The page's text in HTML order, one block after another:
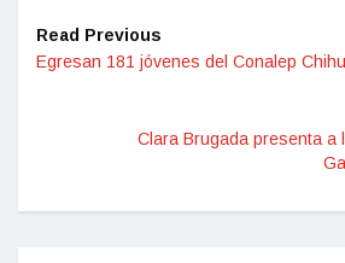
Read Previous
Egresan 181 jóvenes del Conalep
Clara Brugada presenta a